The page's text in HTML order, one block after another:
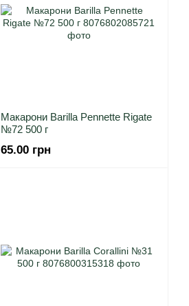
Макарони Barilla Pennette Rigate
№72 500 г
65.00 грн